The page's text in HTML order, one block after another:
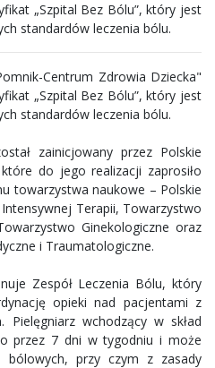
„Szpital Bez Bólu”, który jest
standardów leczenia bólu.
Centrum Zdrowia Dziecka"
„Szpital Bez Bólu”, który jest
standardów leczenia bólu.
zainicjowany przez Polskie
do jego realizacji zaprosiło
towarzystwa naukowe – Polskie
Terapii, Towarzystwo
Ginekologiczne oraz
i Traumatologiczne.
Zespół Leczenia Bólu, który
opieki nad pacjentami z
Pielęgniarz wchodzący w skład
przez 7 dni w tygodniu i może
przy czym z zasady